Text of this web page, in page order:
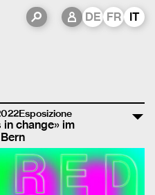
DE FR IT
Esposizione
change» im